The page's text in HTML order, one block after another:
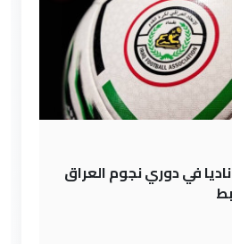
لجنة التراخيص : 17 ناديا في دوري نجوم العراق